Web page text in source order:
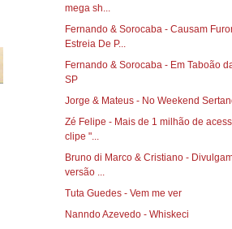
mega sh...
Fernando & Sorocaba - Causam
Estreia De P...
Fernando & Sorocaba - Em Taboão
SP
Jorge & Mateus - No Weekend
Zé Felipe - Mais de 1 milhão de
clipe "...
Bruno di Marco & Cristiano -
versão ...
Tuta Guedes - Vem me ver
Nanndo Azevedo - Whiskeci